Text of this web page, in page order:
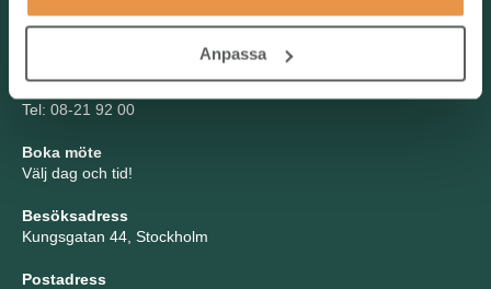
Anpassa
Kontakta oss
Tel: 08-21 92 00
Boka möte
Välj dag och tid!
Besöksadress
Kungsgatan 44, Stockholm
Postadress